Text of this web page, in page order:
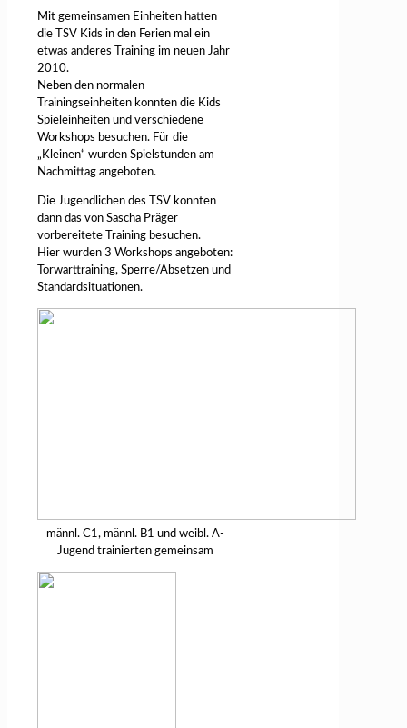
Mit gemeinsamen Einheiten hatten
die TSV Kids in den Ferien mal ein
etwas anderes Training im neuen Jahr
2010.
Neben den normalen
Trainingseinheiten konnten die Kids
Spieleinheiten und verschiedene
Workshops besuchen. Für die
„Kleinen“ wurden Spielstunden am
Nachmittag angeboten.
Die Jugendlichen des TSV konnten
dann das von Sascha Präger
vorbereitete Training besuchen.
Hier wurden 3 Workshops angeboten:
Torwarttraining, Sperre/Absetzen und
Standardsituationen.
männl. C1, männl. B1 und weibl. A-
Jugend trainierten gemeinsam